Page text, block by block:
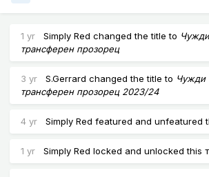
1 yr Simply Red changed the title to
трансферен прозорец
3 yr S.Gerrard changed the title to Чужди
трансферен прозорец 2023/24
4 yr Simply Red featured and unfeatured
1 yr Simply Red locked and unlocked this